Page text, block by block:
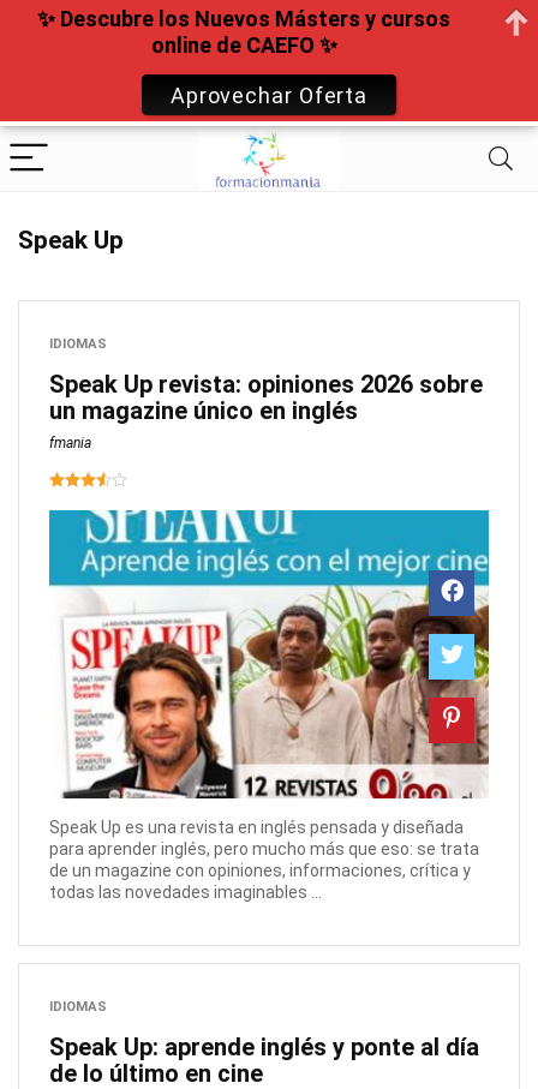
Speak Up
IDIOMAS
Speak Up revista: opiniones 2026 sobre
un magazine único en inglés
fmania
Speak Up es una revista en inglés pensada y diseñada
para aprender inglés, pero mucho más que eso: se trata
de un magazine con opiniones, informaciones, crítica y
todas las novedades imaginables ...
IDIOMAS
Speak Up: aprende inglés y ponte al día
de lo último en cine
✨ Descubre los Nuevos Másters y cursos
online de CAEFO ✨
Aprovechar Oferta